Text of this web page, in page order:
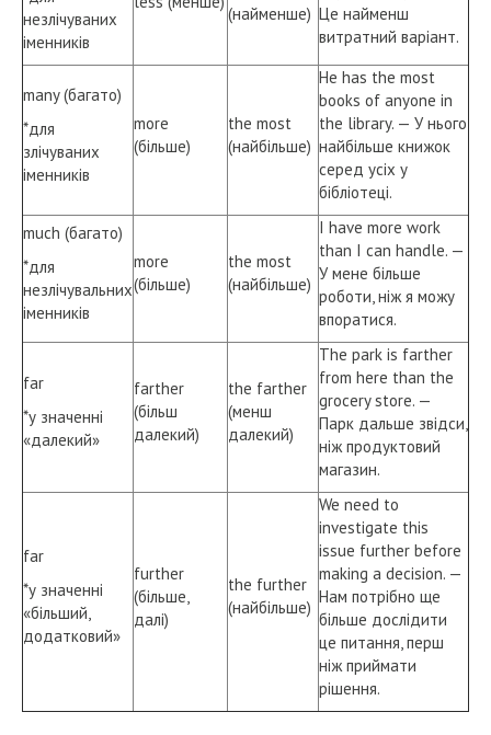
незлічуваних
іменників
(найменше) Це найменш
витратний варіант.
many (багато)
*для
злічуваних
іменників
more
(більше)
the most
(найбільше)
He has the most
books of anyone in
the library. — У нього
найбільше книжок
серед усіх у
бібліотеці.
much (багато)
*для
незлічувальних
іменників
more
(більше)
the most
(найбільше)
I have more work
than I can handle. —
У мене більше
роботи, ніж я можу
впоратися.
far
*у значенні
«далекий»
farther
(більш
далекий)
the farther
(менш
далекий)
The park is farther
from here than the
grocery store. —
Парк дальше звідси,
ніж продуктовий
магазин.
far
*у значенні
«більший,
додатковий»
further
(більше,
далі)
the further
(найбільше)
We need to
investigate this
issue further before
making a decision. —
Нам потрібно ще
більше дослідити
це питання, перш
ніж приймати
рішення.